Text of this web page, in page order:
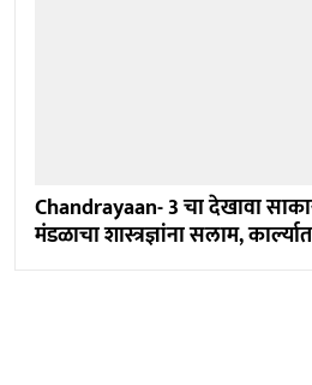
Chandrayaan- 3 चा देखावा
मंडळाचा शास्त्रज्ञांना सलाम,